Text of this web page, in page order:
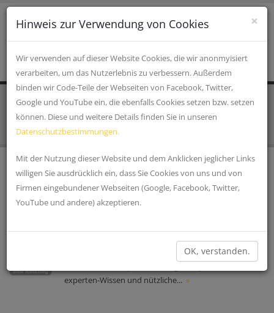
×
Hinweis zur Verwendung von Cookies
Wir verwenden auf dieser Website Cookies, die wir anonmyisiert
verarbeiten, um das Nutzerlebnis zu verbessern. Außerdem
binden wir Code-Teile der Webseiten von Facebook, Twitter,
Google und YouTube ein, die ebenfalls Cookies setzen bzw. setzen
können. Diese und weitere Details finden Sie in unseren
Datenschutzbestimmungen.
Mit der Nutzung dieser Website und dem Anklicken jeglicher Links
willigen Sie ausdrücklich ein, dass Sie Cookies von uns und von
Firmen eingebundener Webseiten (Google, Facebook, Twitter,
YouTube und andere) akzeptieren.
OK, verstanden.
STARTSEITE EINKAUFEN, WIRTSCHAFT & GESUNDHEIT
IT, Computer, Handy, Internet
K+B EXPERT FACHMARKT
Ihr Fachmarkt in Cham! K& B expert - mit besten
Empfehlungen Holen Sie sich in unserer expert
K+B EXPERT FACHMARKT - BAD KÖTZTING
Ihr K& B expert Fachmarkt in Bad Kötzting! Holen Sie
experten-Wissen und nützliche... »